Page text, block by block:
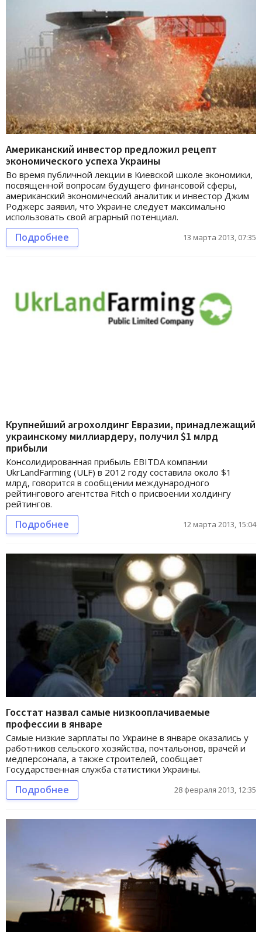
Американский инвестор предложил рецепт
экономического успеха Украины
Во время публичной лекции в Киевской школе экономики,
посвященной вопросам будущего финансовой сферы,
американский экономический аналитик и инвестор Джим
Роджерс заявил, что Украине следует максимально
использовать свой аграрный потенциал.
Подробнее 13 марта 2013, 07:35
Крупнейший агрохолдинг Евразии, принадлежащий
украинскому миллиардеру, получил $1 млрд
прибыли
Консолидированная прибыль EBITDA компании
UkrLandFarming (ULF) в 2012 году составила около $1
млрд, говорится в сообщении международного
рейтингового агентства Fitch о присвоении холдингу
рейтингов.
Подробнее 12 марта 2013, 15:04
Госстат назвал самые низкооплачиваемые
профессии в январе
Самые низкие зарплаты по Украине в январе оказались у
работников сельского хозяйства, почтальонов, врачей и
медперсонала, а также строителей, сообщает
Государственная служба статистики Украины.
Подробнее 28 февраля 2013, 12:35